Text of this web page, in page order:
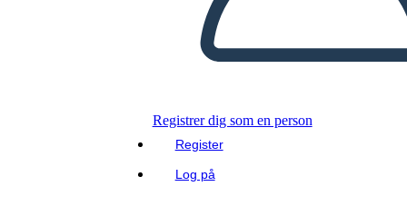
Registrer dig som en person
Register
Log på